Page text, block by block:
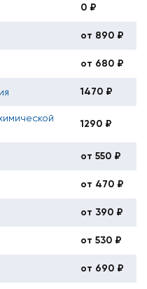
0 ₽
от 890 ₽
от 680 ₽
1470 ₽
1290 ₽
от 550 ₽
от 470 ₽
от 390 ₽
от 530 ₽
от 690 ₽